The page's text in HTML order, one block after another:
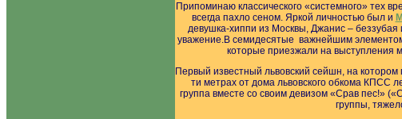
Припоминаю классического «системного» тех
всегда пахло сеном. Яркой личностью был и
девушка-хиппи из Москвы, Джанис – беззубая
уважение.В семидесятые важнейшим
которые приезжали на выступления
Первый известный львовский сейшн, на
ти метрах от дома львовского обкома КПСС
группа вместе со своим девизом «Срав пес!»
группы,